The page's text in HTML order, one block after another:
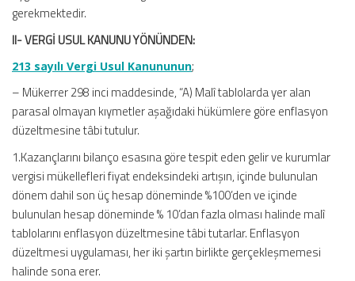
gerekmektedir.
II- VERGİ USUL KANUNU YÖNÜNDEN:
213 sayılı Vergi Usul Kanununun;
– Mükerrer 298 inci maddesinde, “A) Malî tablolarda yer alan
parasal olmayan kıymetler aşağıdaki hükümlere göre enflasyon
düzeltmesine tâbi tutulur.
1.Kazançlarını bilanço esasına göre tespit eden gelir ve kurumlar
vergisi mükellefleri fiyat endeksindeki artışın, içinde bulunulan
dönem dahil son üç hesap döneminde %100’den ve içinde
bulunulan hesap döneminde % 10’dan fazla olması halinde malî
tablolarını enflasyon düzeltmesine tâbi tutarlar. Enflasyon
düzeltmesi uygulaması, her iki şartın birlikte gerçekleşmemesi
halinde sona erer.